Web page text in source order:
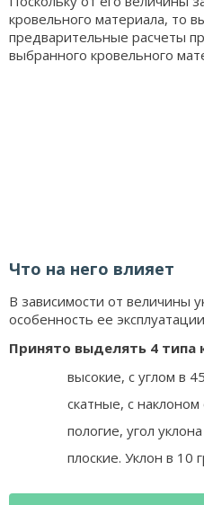
кровельного материала, то
предварительные расчеты
выбранного кровельного
Что на него влияет
В зависимости от величины
особенность ее
Принято выделять 4 типа
высокие, с углом в
скатные, с
пологие, угол
плоские. Уклон в 10